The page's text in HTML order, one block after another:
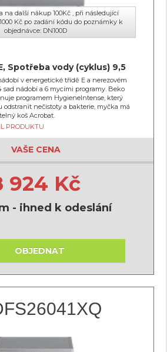
na další nákup 100Kč , při následující
Kč po zadání kódu do poznámky k
objednávce: DN100D
Spotřeba vody (cyklus) 9,5
v energetické třídě E a nerezovém
sad nádobí a 6 mycími programy. Beko
programem HygieneIntense, který
odstranit nečistoty a bakterie, myčka má
koš Acrobat.
PRODUKTU
VAŠE CENA
924 Kč
- ihned k odeslání
OBJEDNAT